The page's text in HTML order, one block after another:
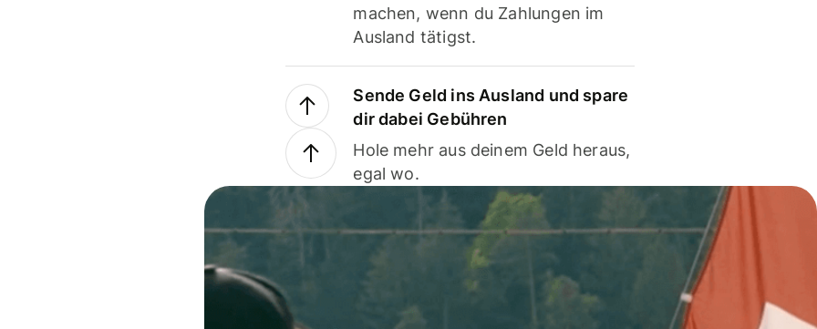
machen, wenn du Zahlungen im
Ausland tätigst.
Sende Geld ins Ausland und spare
dir dabei Gebühren
Hole mehr aus deinem Geld heraus,
egal wo.